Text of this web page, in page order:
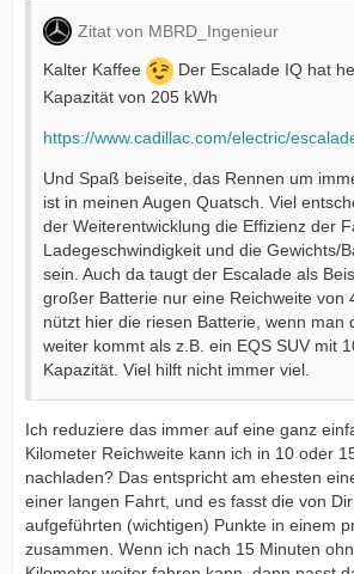
Zitat von MBRD_Ingenieur
Kalter Kaffee
Der Escalade IQ hat
Kapazität von 205 kWh
https://www.cadillac.com/electric/
Und Spaß beiseite, das Rennen um
ist in meinen Augen Quatsch. Viel
der Weiterentwicklung die Effizienz der
Ladegeschwindigkeit und die Gewichts/
sein. Auch da taugt der Escalade als
großer Batterie nur eine Reichweite von
nützt hier die riesen Batterie, wenn man
weiter kommt als z.B. ein EQS SUV mit
Kapazität. Viel hilft nicht immer viel.
Ich reduziere das immer auf eine ganz
Kilometer Reichweite kann ich in 10 oder
nachladen? Das entspricht am ehesten
einer langen Fahrt, und es fasst die von
aufgeführten (wichtigen) Punkte in einem
zusammen. Wenn ich nach 15 Minuten